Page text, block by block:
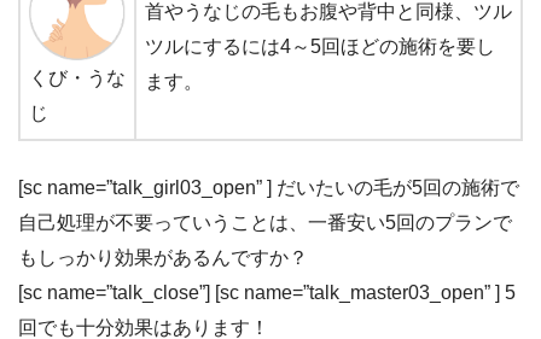
くび・うな
じ
首やうなじの毛もお腹や背中と同様、ツル
ツルにするには4～5回ほどの施術を要し
ます。
[sc name=”talk_girl03_open” ] だいたいの毛が5回の施術で
自己処理が不要っていうことは、 一番安い5回のプランで
もしっかり効果があるんですか？
[sc name=”talk_close”] [sc name=”talk_master03_open” ] 5
回でも十分効果はあります！